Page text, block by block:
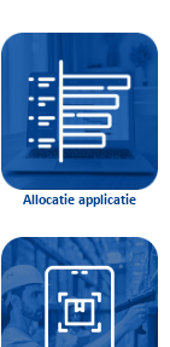
Allocatie applicatie